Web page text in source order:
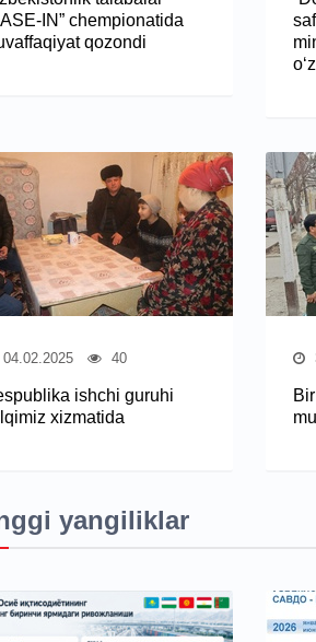
IN” chempionatida
qozondi
04.02.2025 40
ishchi guruhi
xizmatida
yangiliklar